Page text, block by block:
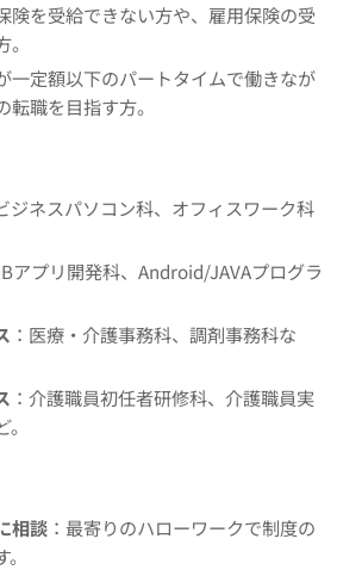
険を受給できない方や、雇用保険の受
一定額以下のパートタイムで働きなが
転職を目指す方。
ジネスパソコン科、オフィスワーク科
アプリ開発科、Android/JAVAプログラ
：医療・介護事務科、調剤事務科な
：介護職員初任者研修科、介護職員実
相談 ：最寄りのハローワークで制度の